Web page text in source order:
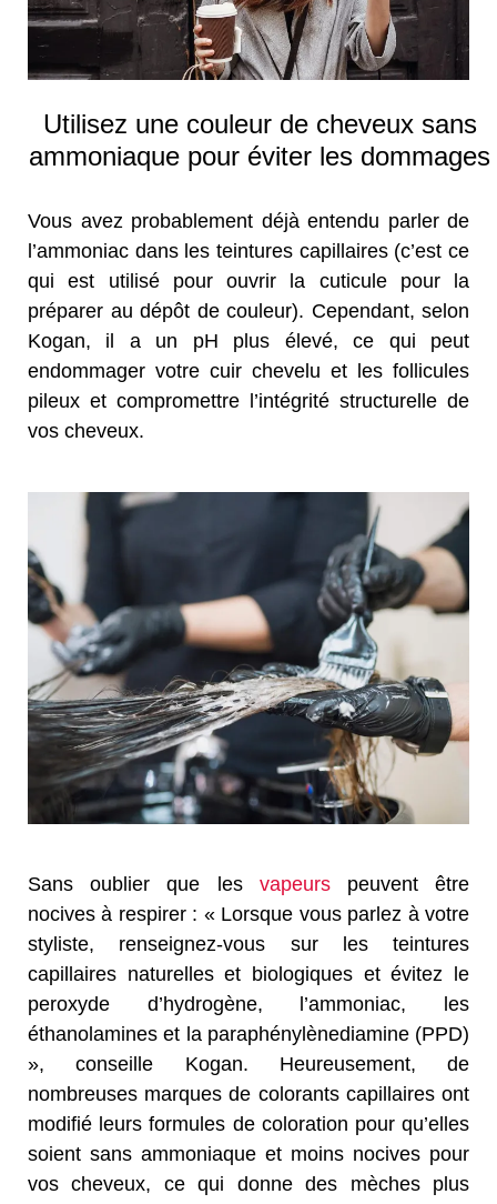
Utilisez une couleur de cheveux sans
ammoniaque pour éviter les dommages
Vous avez probablement déjà entendu parler de
l’ammoniac dans les teintures capillaires (c’est ce
qui est utilisé pour ouvrir la cuticule pour la
préparer au dépôt de couleur). Cependant, selon
Kogan, il a un pH plus élevé, ce qui peut
endommager votre cuir chevelu et les follicules
pileux et compromettre l’intégrité structurelle de
vos cheveux.
Sans oublier que les vapeurspeuvent être
nocives à respirer : « Lorsque vous parlez à votre
styliste, renseignez-vous sur les teintures
capillaires naturelles et biologiques et évitez le
peroxyde d’hydrogène, l’ammoniac, les
éthanolamines et la paraphénylènediamine (PPD)
», conseille Kogan. Heureusement, de
nombreuses marques de colorants capillaires ont
modifié leurs formules de coloration pour qu’elles
soient sans ammoniaque et moins nocives pour
vos cheveux, ce qui donne des mèches plus